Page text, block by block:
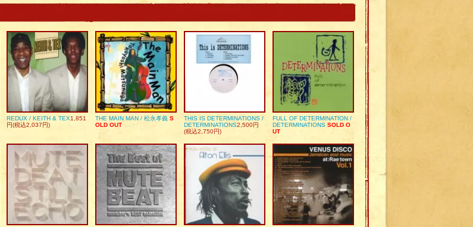
REDUX / KEITH & TEX1,851
円(税込2,037円)
THE MAIN MAN / 松永孝義 S
OLD OUT
THIS IS DETERMINATIONS /
DETERMINATIONS2,500円
(税込2,750円)
FULL OF DETERMINATION /
DETERMINATIONS SOLD O
UT